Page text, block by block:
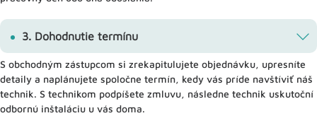
3. Dohodnutie termínu
S obchodným zástupcom si zrekapitulujete objednávku, upresníte
detaily a naplánujete spoločne termín, kedy vás príde navštíviť náš
technik. S technikom podpíšete zmluvu, následne technik uskutoční
odbornú inštaláciu u vás doma.